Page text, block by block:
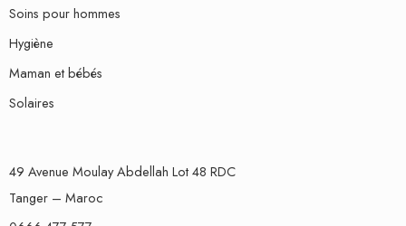
Soins pour hommes
Hygiène
Maman et bébés
Solaires
49 Avenue Moulay Abdellah Lot 48 RDC
Tanger – Maroc